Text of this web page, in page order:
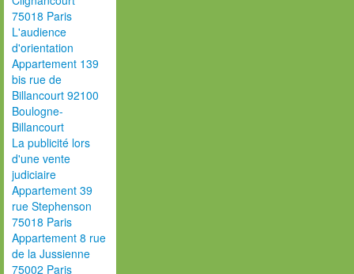
75018 Paris
L'audience
d'orientation
Appartement 139
bis rue de
Billancourt 92100
Boulogne-
Billancourt
La publicité lors
d'une vente
judiciaire
Appartement 39
rue Stephenson
75018 Paris
Appartement 8 rue
de la Jussienne
75002 Paris